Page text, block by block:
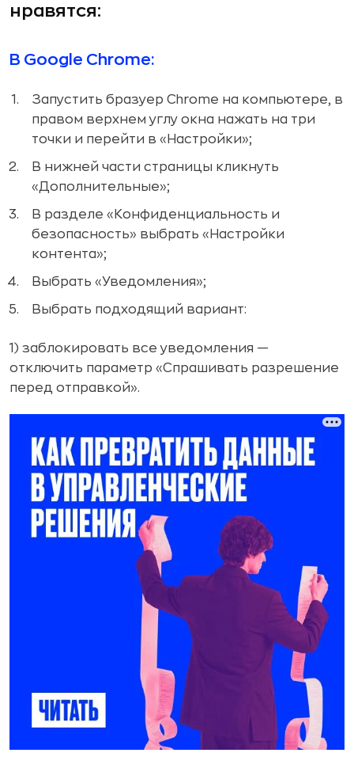
нравятся:
В Google Chrome:
Запустить бразуер Chrome на компьютере, в
правом верхнем углу окна нажать на три
точки и перейти в «Настройки»;
В нижней части страницы кликнуть
«Дополнительные»;
В разделе «Конфиденциальность и
безопасность» выбрать «Настройки
контента»;
Выбрать «Уведомления»;
Выбрать подходящий вариант:
1) заблокировать все уведомления —
отключить параметр «Спрашивать разрешение
перед отправкой».